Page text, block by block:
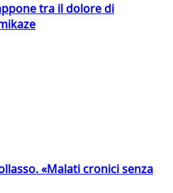
tra il dolore di
«Malati cronici senza